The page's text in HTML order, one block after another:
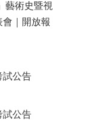
藝術史暨視
｜開放報
試公告
試公告